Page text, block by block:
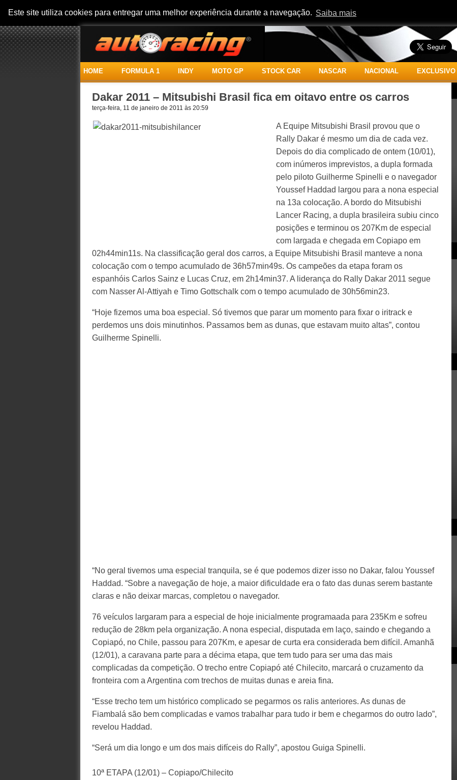
Este site utiliza cookies para entregar uma melhor experiência durante a navegação. Saiba mais
HOME FORMULA 1 INDY MOTO GP STOCK CAR NASCAR NACIONAL EXCLUSIVO
Dakar 2011 – Mitsubishi Brasil fica em oitavo entre os carros
terça-feira, 11 de janeiro de 2011 às 20:59
A Equipe Mitsubishi Brasil provou que o
Rally Dakar é mesmo um dia de cada vez.
Depois do dia complicado de ontem (10/01),
com inúmeros imprevistos, a dupla formada
pelo piloto Guilherme Spinelli e o navegador
Youssef Haddad largou para a nona especial
na 13a colocação. A bordo do Mitsubishi
Lancer Racing, a dupla brasileira subiu cinco
posições e terminou os 207Km de especial
com largada e chegada em Copiapo em
02h44min11s. Na classificação geral dos carros, a Equipe Mitsubishi Brasil manteve a nona
colocação com o tempo acumulado de 36h57min49s. Os campeões da etapa foram os
espanhóis Carlos Sainz e Lucas Cruz, em 2h14min37. A liderança do Rally Dakar 2011 segue
com Nasser Al-Attiyah e Timo Gottschalk com o tempo acumulado de 30h56min23.
“Hoje fizemos uma boa especial. Só tivemos que parar um momento para fixar o iritrack e
perdemos uns dois minutinhos. Passamos bem as dunas, que estavam muito altas”, contou
Guilherme Spinelli.
“No geral tivemos uma especial tranquila, se é que podemos dizer isso no Dakar, falou Youssef
Haddad. “Sobre a navegação de hoje, a maior dificuldade era o fato das dunas serem bastante
claras e não deixar marcas, completou o navegador.
76 veículos largaram para a especial de hoje inicialmente programaada para 235Km e sofreu
redução de 28km pela organização. A nona especial, disputada em laço, saindo e chegando a
Copiapó, no Chile, passou para 207Km, e apesar de curta era considerada bem difícil. Amanhã
(12/01), a caravana parte para a décima etapa, que tem tudo para ser uma das mais
complicadas da competição. O trecho entre Copiapó até Chilecito, marcará o cruzamento da
fronteira com a Argentina com trechos de muitas dunas e areia fina.
“Esse trecho tem um histórico complicado se pegarmos os ralis anteriores. As dunas de
Fiambalá são bem complicadas e vamos trabalhar para tudo ir bem e chegarmos do outro lado”,
revelou Haddad.
“Será um dia longo e um dos mais difíceis do Rally”, apostou Guiga Spinelli.
10ª ETAPA (12/01) – Copiapo/Chilecito